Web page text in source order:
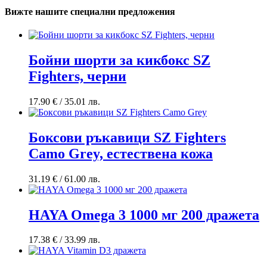
Вижте нашите специални предложения
Бойни шорти за кикбокс SZ
Fighters, черни
17.90 € / 35.01 лв.
Боксови ръкавици SZ Fighters
Camo Grey, естествена кожa
31.19 € / 61.00 лв.
HAYA Omega 3 1000 мг 200 дражета
17.38 € / 33.99 лв.